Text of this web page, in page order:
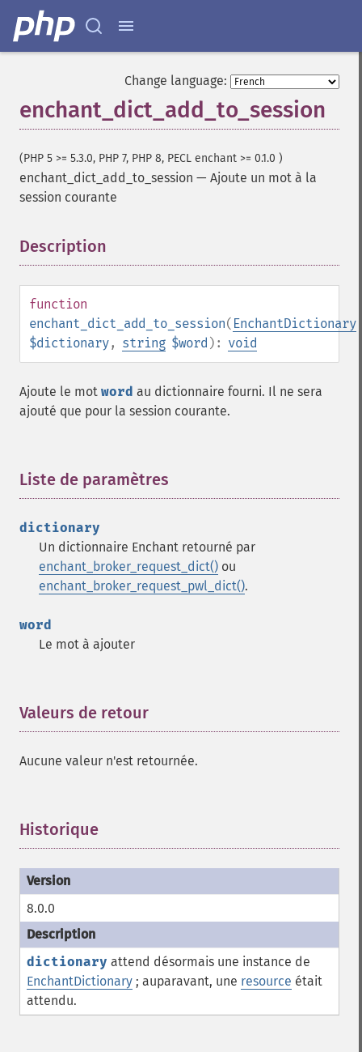
Change language:
enchant_dict_add_to_session
(PHP 5 >= 5.3.0, PHP 7, PHP 8, PECL enchant >= 0.1.0 )
enchant_dict_add_to_session — Ajoute un mot à la
session courante
Description
function
enchant_dict_add_to_session( EnchantDictionary
$dictionary, string $word ): void
Ajoute le mot word au dictionnaire fourni. Il ne sera
ajouté que pour la session courante.
Liste de paramètres
dictionary
Un dictionnaire Enchant retourné par
enchant_broker_request_dict() ou
enchant_broker_request_pwl_dict().
word
Le mot à ajouter
Valeurs de retour
Aucune valeur n'est retournée.
Historique
8.0.0
dictionary attend désormais une instance de
EnchantDictionary ; auparavant, une resource était
attendu.